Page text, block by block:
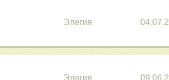
Элегия